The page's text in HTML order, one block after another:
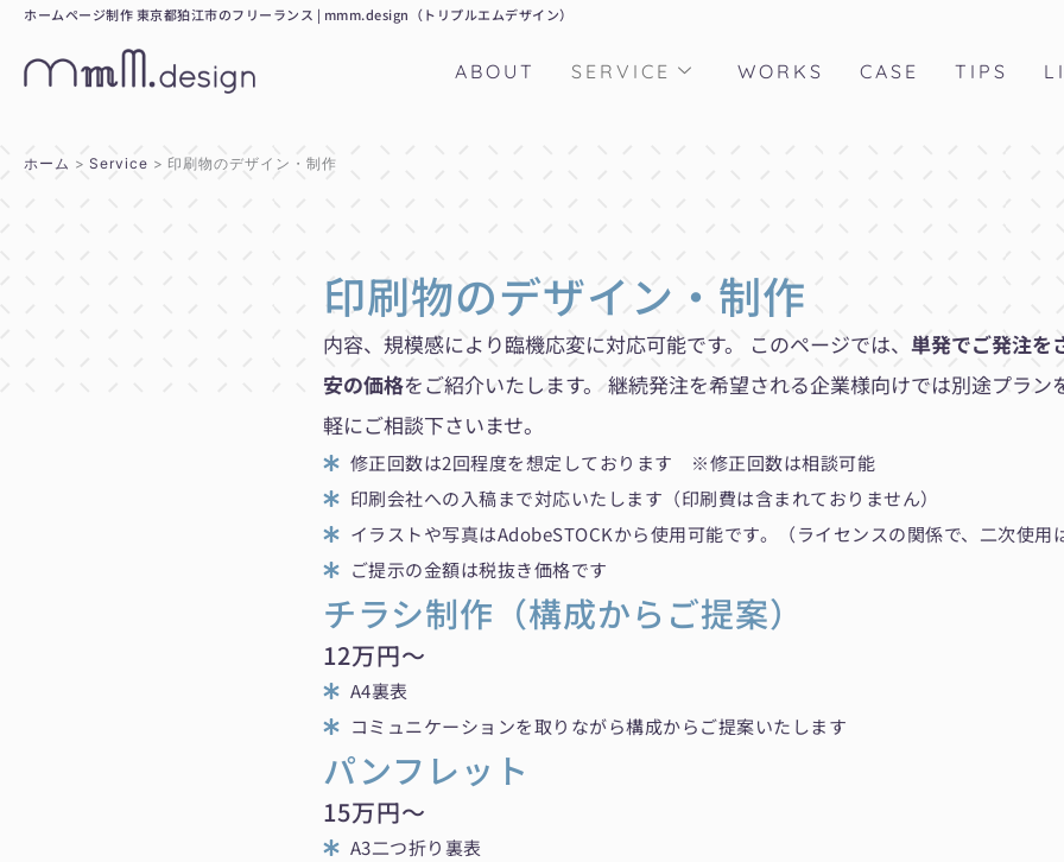
ホームページ制作 東京都狛江市のフリーランス | mmm.design（トリプルエムデザイン）
ABOUT SERVICE WORKS CASE TIPS
ホーム Service 印刷物のデザイン・制作
印刷物のデザイン・制作
内容、規模感により臨機応変に対応可能です。 このページでは、 単発でご発注を
安の価格をご紹介いたします。 継続発注を希望される企業様向けでは別途プラン
軽にご相談下さいませ。
修正回数は2回程度を想定しております ※修正回数は相談可能
印刷会社への入稿まで対応いたします（印刷費は含まれておりません）
イラストや写真はAdobeSTOCKから使用可能です。（ライセンスの関係で、二次使用
ご提示の金額は税抜き価格です
チラシ制作（構成からご提案）
12万円〜
A4裏表
コミュニケーションを取りながら構成からご提案いたします
パンフレット
15万円〜
A3二つ折り裏表